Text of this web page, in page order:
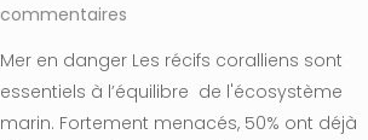
commentaires
Mer en danger Les récifs coralliens sont
essentiels à l’équilibre de l'écosystème
marin. Fortement menacés, 50% ont déjà